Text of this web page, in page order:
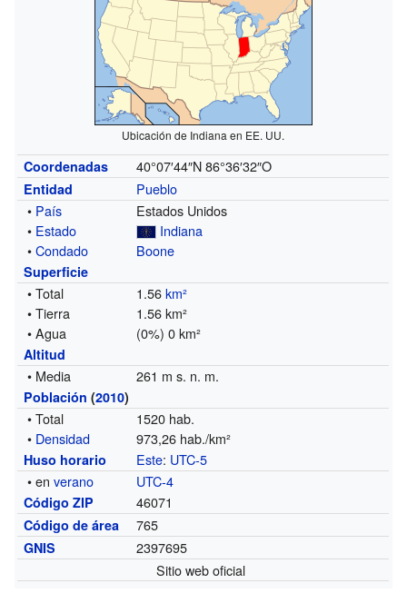
Ubicación de Indiana en EE. UU.
Coordenadas 40°07′44″N 86°36′32″O
Entidad
Pueblo
• País
Estados Unidos
• Estado
Indiana
•Condado Boone
Superficie
• Total 1.56km²
• Tierra
1.56 km²
• Agua
(0%) 0 km²
Altitud
• Media 261 m s. n. m.
Población (2010)
• Total
1520 hab.
• Densidad 973,26 hab./km²
Huso horario Este: UTC-5
• enverano UTC-4
Código ZIP 46071
Código de área 765
GNIS
2397695
Sitio web oficial